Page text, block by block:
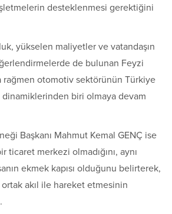
desteklenmesi gerektiğini
yükselen maliyetler ve vatandaşın
de bulunan Feyzi
rağmen otomotiv sektörünün Türkiye
biri olmaya devam
Başkanı Mahmut Kemal GENÇ ise
ticaret merkezi olmadığını, aynı
ekmek kapısı olduğunu belirterek,
akıl ile hareket etmesinin